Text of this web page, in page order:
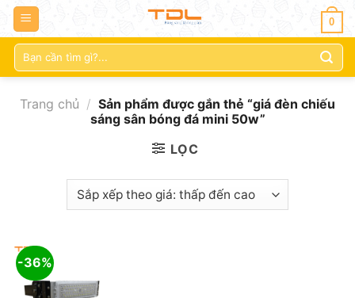
0
Tìm
kiếm:
Trang chủ / Sản phẩm được gắn thẻ “giá đèn chiếu
sáng sân bóng đá mini 50w”
LỌC
-36%